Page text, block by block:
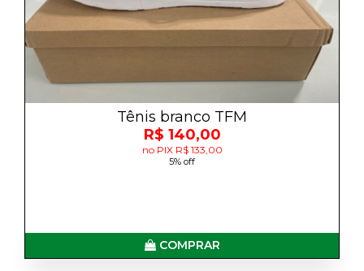
Tênis branco TFM
R$ 140,00
no PIX R$ 133,00
5% off
COMPRAR